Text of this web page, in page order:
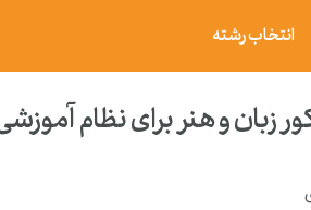
انتخاب رشته
و هنر برای نظام